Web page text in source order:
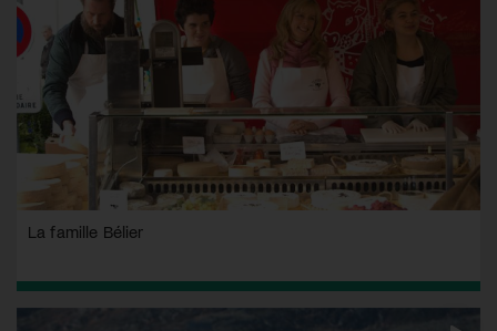
La famille Bélier